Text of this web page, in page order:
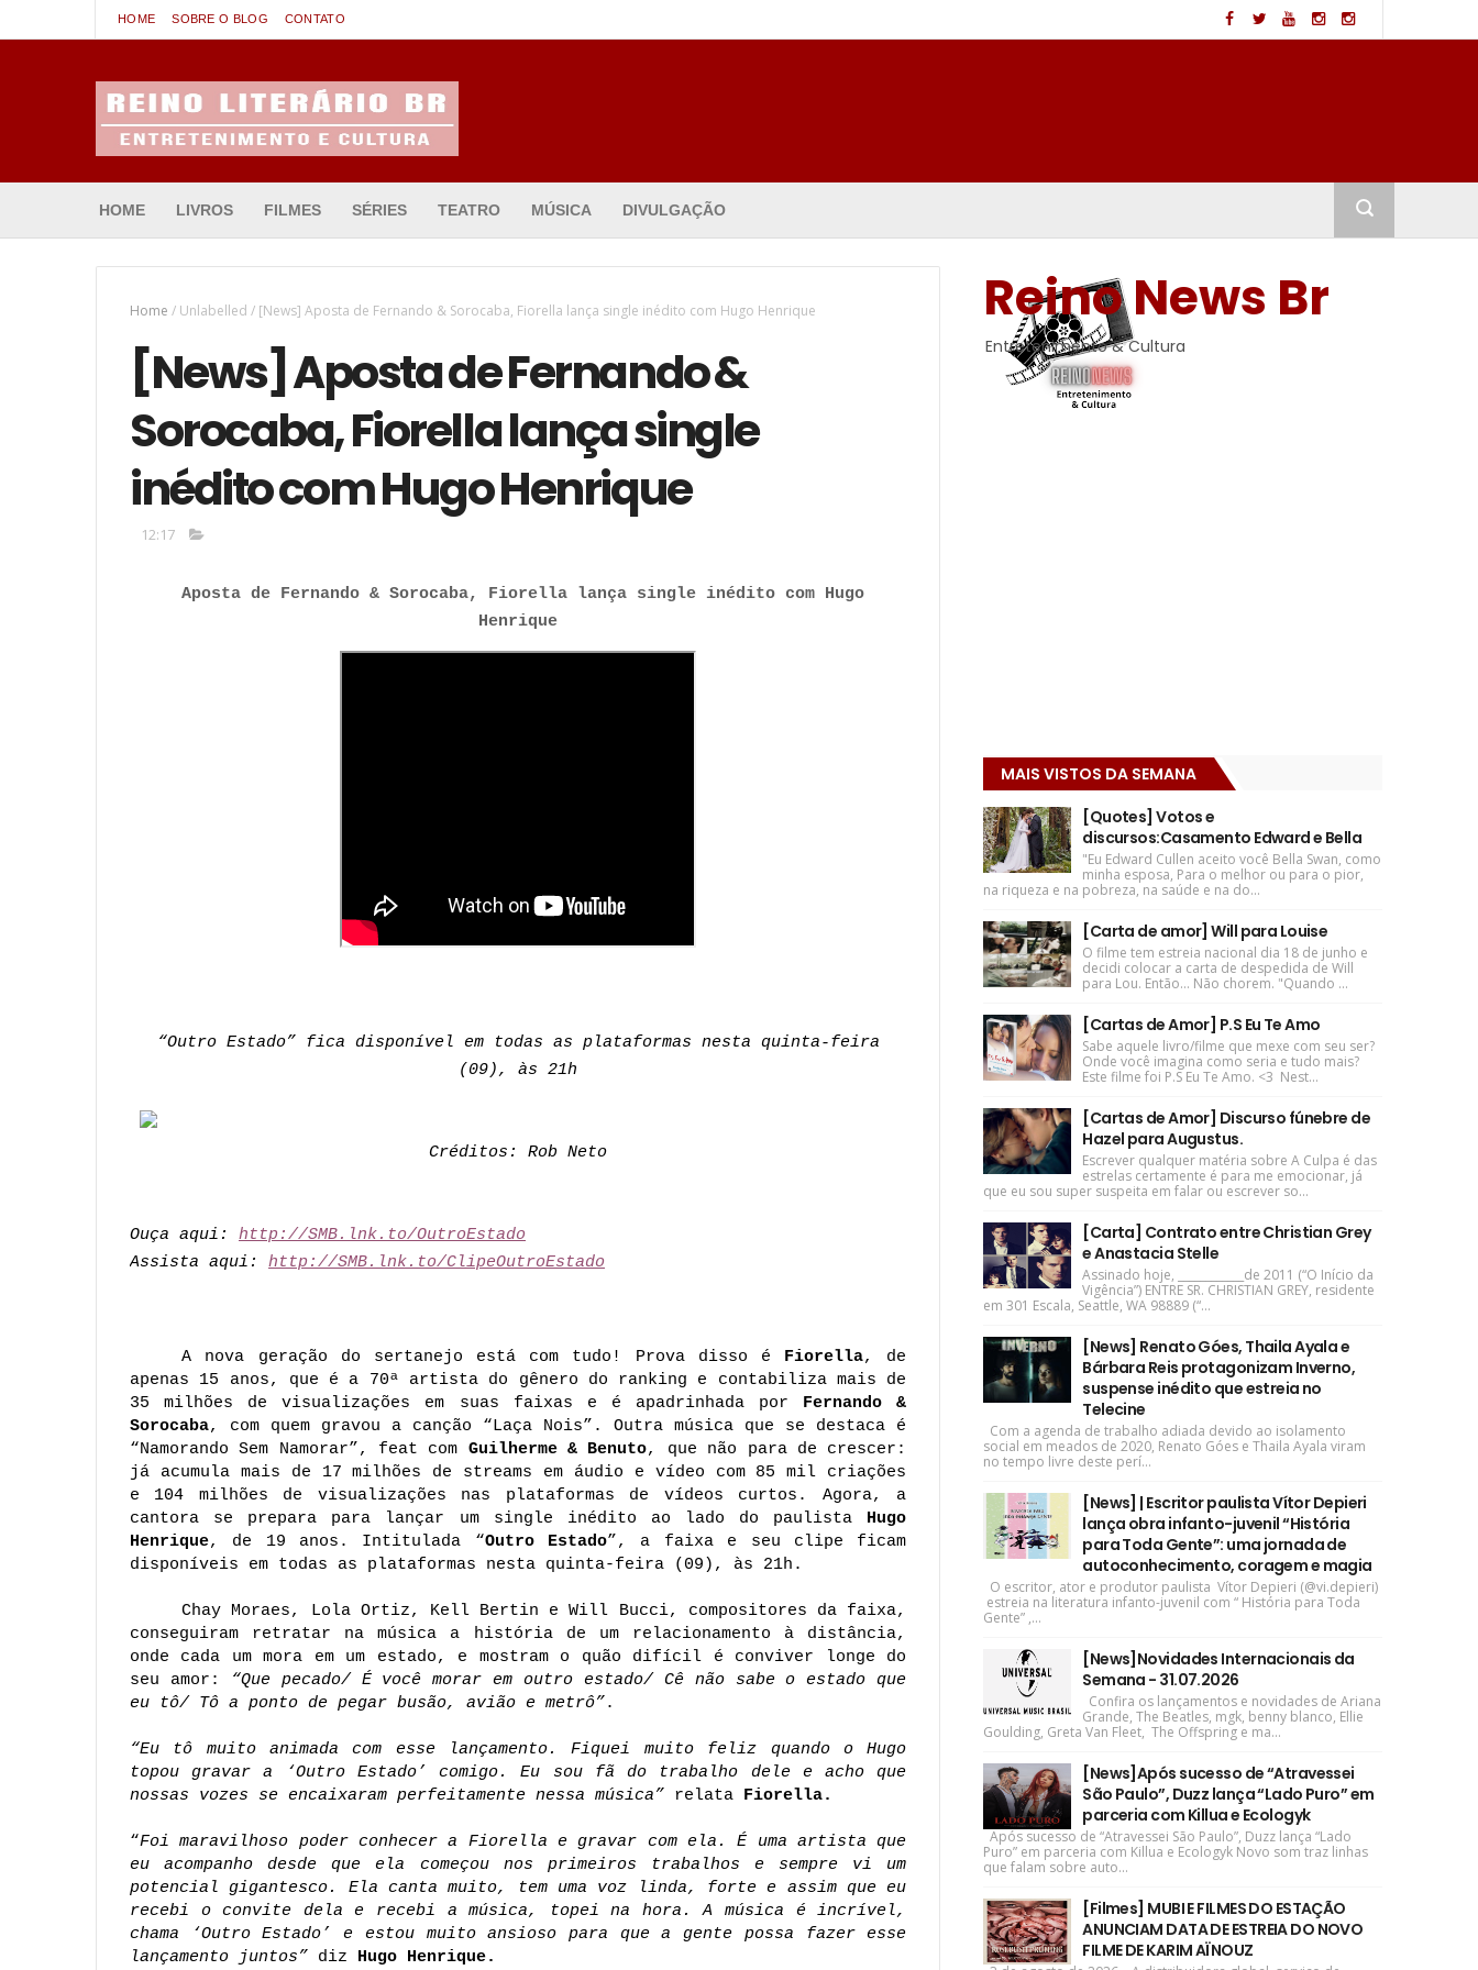
HOME SOBRE O BLOG CONTATO
HOME LIVROS FILMES SÉRIES TEATRO MÚSICA DIVULGAÇÃO
Home / Unlabelled / [News] Aposta de Fernando & Sorocaba, Fiorella lança single inédito com Hugo Henrique
[News] Aposta de Fernando &
Sorocaba, Fiorella lança single
inédito com Hugo Henrique
12:17
Aposta de Fernando & Sorocaba, Fiorella lança single inédito com Hugo
Henrique
“Outro Estado” fica disponível em todas as plataformas nesta quinta-feira
(09), às 21h
Créditos: Rob Neto
Ouça aqui: http://SMB.lnk.to/OutroEstado
Assista aqui: http://SMB.lnk.to/ClipeOutroEstado
A nova geração do sertanejo está com tudo! Prova disso é Fiorella, de
apenas 15 anos, que é a 70ª artista do gênero do ranking e contabiliza mais de
35 milhões de visualizações em suas faixas e é apadrinhada por Fernando &
Sorocaba, com quem gravou a canção “Laça Nois”. Outra música que se destaca é
“Namorando Sem Namorar”, feat com Guilherme & Benuto, que não para de crescer:
já acumula mais de 17 milhões de streams em áudio e vídeo com 85 mil criações
e 104 milhões de visualizações nas plataformas de vídeos curtos. Agora, a
cantora se prepara para lançar um single inédito ao lado do paulista Hugo
Henrique, de 19 anos. Intitulada “Outro Estado”, a faixa e seu clipe ficam
disponíveis em todas as plataformas nesta quinta-feira (09), às 21h.
Chay Moraes, Lola Ortiz, Kell Bertin e Will Bucci, compositores da faixa,
conseguiram retratar na música a história de um relacionamento à distância,
onde cada um mora em um estado, e mostram o quão difícil é conviver longe do
seu amor:
“Que pecado/ É você morar em outro estado/ Cê não sabe o estado que
eu tô/ Tô a ponto de pegar busão, avião e metrô” .
“Eu tô muito animada com esse lançamento. Fiquei muito feliz quando o Hugo
topou gravar a ‘Outro Estado’ comigo. Eu sou fã do trabalho dele e acho que
nossas vozes se encaixaram perfeitamente nessa música” relata Fiorella.
“Foi maravilhoso poder conhecer a Fiorella e gravar com ela. É uma artista que
eu acompanho desde que ela começou nos primeiros trabalhos e sempre vi um
potencial gigantesco. Ela canta muito, tem uma voz linda, forte e assim que eu
recebi o convite dela e recebi a música, topei na hora. A música é incrível,
chama ‘Outro Estado’ e estou muito ansioso para que a gente possa fazer esse
lançamento juntos” diz Hugo Henrique.
Reino News Br
Entretenimento & Cultura
MAIS VISTOS DA SEMANA
[Quotes] Votos e
discursos:Casamento Edward e Bella
"Eu Edward Cullen aceito você Bella Swan, como
minha esposa, Para o melhor ou para o pior,
na riqueza e na pobreza, na saúde e na do...
[Carta de amor] Will para Louise
O filme tem estreia nacional dia 18 de junho e
decidi colocar a carta de despedida de Will
para Lou. Então... Não chorem. "Quando ...
[Cartas de Amor] P.S Eu Te Amo
Sabe aquele livro/filme que mexe com seu ser?
Onde você imagina como seria e tudo mais?
Este filme foi P.S Eu Te Amo. <3 Nest...
[Cartas de Amor] Discurso fúnebre de
Hazel para Augustus.
Escrever qualquer matéria sobre A Culpa é das
estrelas certamente é para me emocionar, já
que eu sou super suspeita em falar ou escrever so...
[Carta] Contrato entre Christian Grey
e Anastacia Stelle
Assinado hoje, ____________de 2011 (“O Início da
Vigência”) ENTRE SR. CHRISTIAN GREY, residente
em 301 Escala, Seattle, WA 98889 (“...
[News] Renato Góes, Thaila Ayala e
Bárbara Reis protagonizam Inverno,
suspense inédito que estreia no
Telecine
Com a agenda de trabalho adiada devido ao isolamento
social em meados de 2020, Renato Góes e Thaila Ayala viram
no tempo livre deste perí...
[News] | Escritor paulista Vítor Depieri
lança obra infanto-juvenil “História
para Toda Gente”: uma jornada de
autoconhecimento, coragem e magia
O escritor, ator e produtor paulista Vítor Depieri (@vi.depieri)
estreia na literatura infanto-juvenil com “ História para Toda
Gente” ,...
[News]Novidades Internacionais da
Semana - 31.07.2026
Confira os lançamentos e novidades de Ariana
Grande, The Beatles, mgk, benny blanco, Ellie
Goulding, Greta Van Fleet, The Offspring e ma...
[News]Após sucesso de “Atravessei
São Paulo”, Duzz lança “Lado Puro” em
parceria com Killua e Ecologyk
Após sucesso de “Atravessei São Paulo”, Duzz lança “Lado
Puro” em parceria com Killua e Ecologyk Novo som traz linhas
que falam sobre auto...
[Filmes] MUBI E FILMES DO ESTAÇÃO
ANUNCIAM DATA DE ESTREIA DO NOVO
FILME DE KARIM AÏNOUZ